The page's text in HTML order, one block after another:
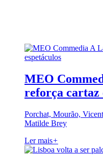
MEO
reforça cartaz
Porchat, Mourão,
Matilde Brey
Ler mais+